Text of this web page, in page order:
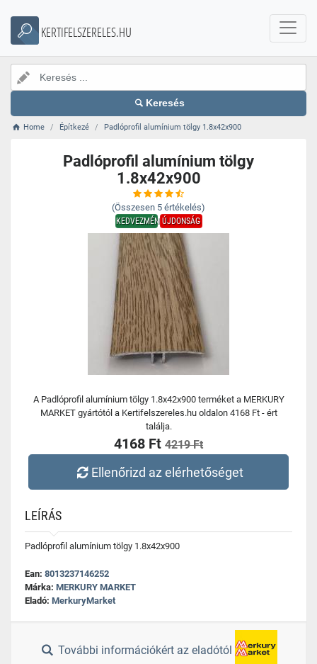
KERTIFELSZERELES.HU
Keresés
Home Építkezé Padlóprofil alumínium tölgy 1.8x42x900
Padlóprofil alumínium tölgy
1.8x42x900
(Összesen 5 értékelés)
KEDVEZMÉNYÚJDONSÁG
A Padlóprofil alumínium tölgy 1.8x42x900 terméket a MERKURY
MARKET gyártótól a Kertifelszereles.hu oldalon 4168 Ft - ért
találja.
4168 Ft 4219 Ft
Ellenőrizd az elérhetőséget
LEÍRÁS
Padlóprofil alumínium tölgy 1.8x42x900
Ean: 8013237146252
Márka: MERKURY MARKET
Eladó: MerkuryMarket
További információkért az eladótól